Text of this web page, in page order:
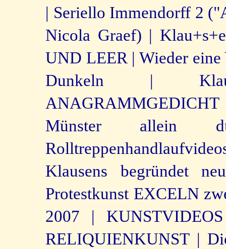
| Seriello Immendorff 2
Nicola Graef) |
UND LEER | Wieder
Dunkeln |
Münster allein
Klausens begründet
Protestkunst EXCELN
2007 |
RELIQUIENKUNST |